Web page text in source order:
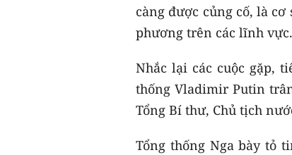
càng được củng cố, là
phương trên các lĩnh vực.
Nhắc lại các cuộc gặp,
thống Vladimir Putin
Tổng Bí thư, Chủ tịch
Tổng thống Nga bày tỏ